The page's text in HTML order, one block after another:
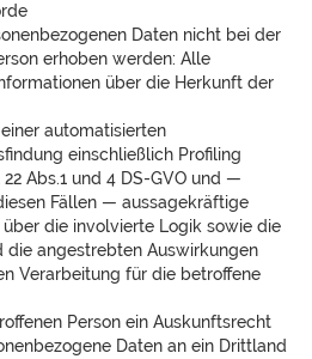
Daten nicht bei der
erhoben werden: Alle
über die Herkunft der
automatisierten
einschließlich Profiling
Abs.1 und 4 DS-GVO und —
Fällen — aussagekräftige
über die involvierte Logik sowie die
die angestrebten Auswirkungen
Verarbeitung für die betroffene
Person ein Auskunftsrecht
Daten an ein Drittland